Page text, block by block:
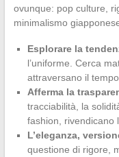
ovunque: pop culture,
minimalismo
Esplorare la
l’uniforme. Cerca
attraversano il
Afferma la
tracciabilità, la
fashion, rivendicano
L’eleganza,
questione di rigore,